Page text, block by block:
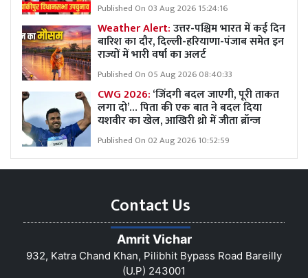
Published On 03 Aug 2026 15:24:16
Weather Alert:उत्तर-पश्चिम भारत में कई दिन
बारिश का दौर, दिल्ली-हरियाणा-पंजाब समेत इन
राज्यों में भारी वर्षा का अलर्ट
Published On 05 Aug 2026 08:40:33
CWG 2026:‘जिंदगी बदल जाएगी, पूरी ताकत
लगा दो’… पिता की एक बात ने बदल दिया
यशवीर का खेल, आखिरी थ्रो में जीता ब्रॉन्ज
Published On 02 Aug 2026 10:52:59
Contact Us
Amrit Vichar
932, Katra Chand Khan, Pilibhit Bypass Road Bareilly
(U.P) 243001